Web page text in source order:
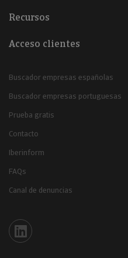
Recursos
Acceso clientes
Buscador empresas españolas
Buscador empresas portuguesas
Prueba gratis
Contacto
Iberinform
FAQs
Canal de denuncias
Iberinform en Linkedin